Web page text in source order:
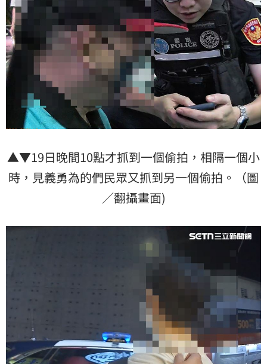
▲▼19日晚間10點才抓到一個偷拍，相隔一個小
時，見義勇為的們民眾又抓到另一個偷拍。（圖
／翻攝畫面)